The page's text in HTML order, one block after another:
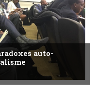
auto-